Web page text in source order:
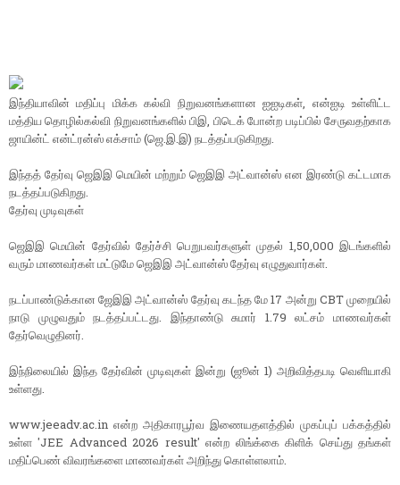
இந்தியாவின் மதிப்பு மிக்க கல்வி நிறுவனங்களான ஐஐடிகள், என்ஐடி உள்ளிட்ட
மத்திய தொழில்கல்வி நிறுவனங்களில் பிஇ, பிடெக் போன்ற படிப்பில் சேருவதற்காக
ஜாயின்ட் என்ட்ரன்ஸ் எக்சாம் (ஜெ.இ.இ) நடத்தப்படுகிறது.
இந்தத் தேர்வு ஜெஇஇ மெயின் மற்றும் ஜெஇஇ அட்வான்ஸ் என இரண்டு கட்டமாக
நடத்தப்படுகிறது.
தேர்வு முடிவுகள்
ஜெஇஇ மெயின் தேர்வில் தேர்ச்சி பெறுபவர்களுள் முதல் 1,50,000 இடங்களில்
வரும் மாணவர்கள் மட்டுமே ஜெஇஇ அட்வான்ஸ் தேர்வு எழுதுவார்கள்.
நடப்பாண்டுக்கான ஜேஇஇ அட்வான்ஸ் தேர்வு கடந்த மே 17 அன்று CBT முறையில்
நாடு முழுவதும் நடத்தப்பட்டது. இந்தாண்டு சுமார் 1.79 லட்சம் மாணவர்கள்
தேர்வெழுதினர்.
இந்நிலையில் இந்த தேர்வின் முடிவுகள் இன்று (ஜூன் 1) அறிவித்தபடி வெளியாகி
உள்ளது.
www.jeeadv.ac.in என்ற அதிகாரபூர்வ இணையதளத்தில் முகப்புப் பக்கத்தில்
உள்ள 'JEE Advanced 2026 result' என்ற லிங்க்கை கிளிக் செய்து தங்கள்
மதிப்பெண் விவரங்களை மாணவர்கள் அறிந்து கொள்ளலாம்.